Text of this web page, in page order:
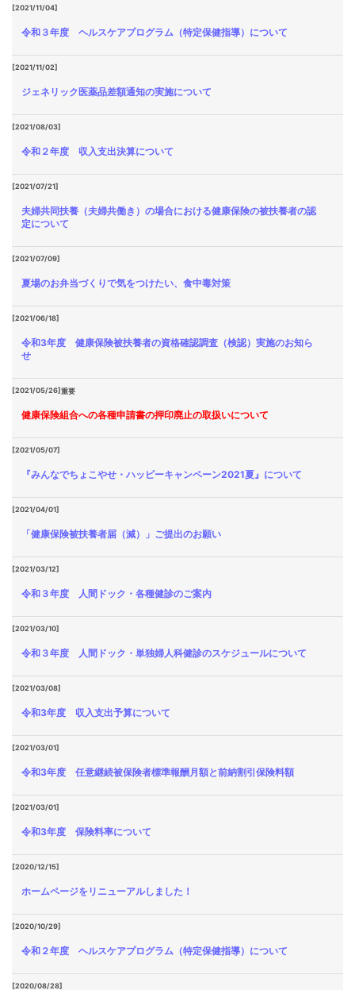
[2021/11/04]
令和３年度 ヘルスケアプログラム（特定保健指導）について
[2021/11/02]
ジェネリック医薬品差額通知の実施について
[2021/08/03]
令和２年度 収入支出決算について
[2021/07/21]
夫婦共同扶養（夫婦共働き）の場合における健康保険の被扶養者の認
定について
[2021/07/09]
夏場のお弁当づくりで気をつけたい、食中毒対策
[2021/06/18]
令和3年度 健康保険被扶養者の資格確認調査（検認）実施のお知ら
せ
[2021/05/26]重要
健康保険組合への各種申請書の押印廃止の取扱いについて
[2021/05/07]
『みんなでちょこやせ・ハッピーキャンペーン2021夏』について
[2021/04/01]
「健康保険被扶養者届（減）」ご提出のお願い
[2021/03/12]
令和３年度 人間ドック・各種健診のご案内
[2021/03/10]
令和３年度 人間ドック・単独婦人科健診のスケジュールについて
[2021/03/08]
令和3年度 収入支出予算について
[2021/03/01]
令和3年度 任意継続被保険者標準報酬月額と前納割引保険料額
[2021/03/01]
令和3年度 保険料率について
[2020/12/15]
ホームページをリニューアルしました！
[2020/10/29]
令和２年度 ヘルスケアプログラム（特定保健指導）について
[2020/08/28]